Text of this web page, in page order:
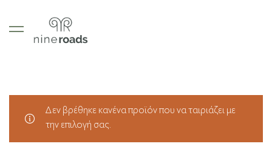
Δεν βρέθηκε κανένα προϊόν που να ταιριάζει με
την επιλογή σας.